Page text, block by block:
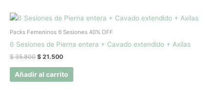
Packs Femeninos 6 Sesiones 40% OFF
6 Sesiones de Pierna entera + Cavado extendido + Axilas
$35.800
El
original
$ 35.800.
$ 21.500
El
actual
$ 21.500.
Añadir al carrito